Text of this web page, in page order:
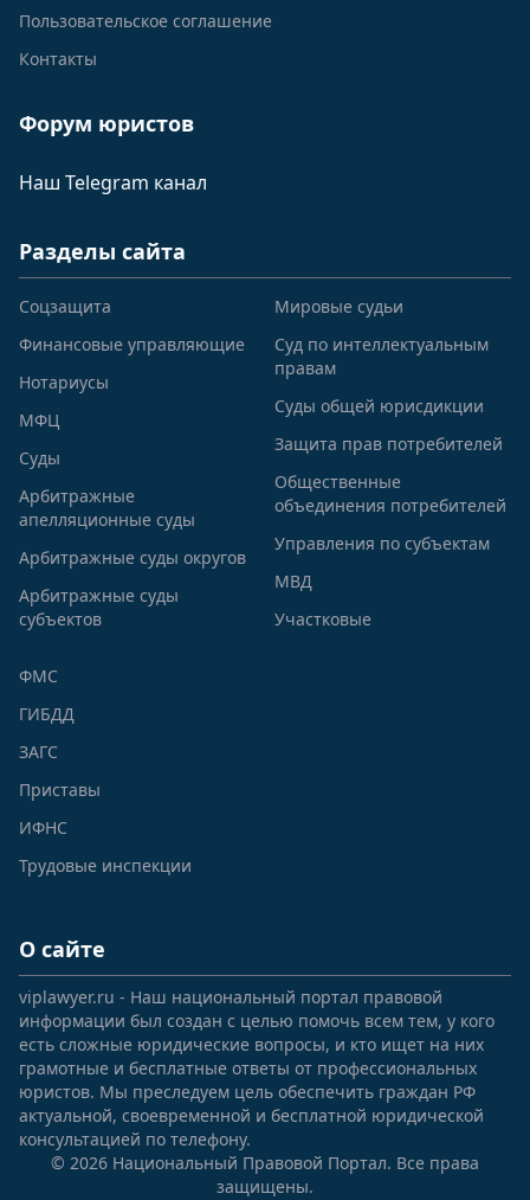
Пользовательское соглашение
Контакты
Форум юристов
Наш Telegram канал
Разделы сайта
Соцзащита
Финансовые управляющие
Нотариусы
МФЦ
Суды
Арбитражные
апелляционные суды
Арбитражные суды округов
Арбитражные суды
субъектов
Мировые судьи
Суд по интеллектуальным
правам
Суды общей юрисдикции
Защита прав потребителей
Общественные
объединения потребителей
Управления по субъектам
МВД
Участковые
ФМС
ГИБДД
ЗАГС
Приставы
ИФНС
Трудовые инспекции
О сайте
viplawyer.ru - Наш национальный портал правовой
информации был создан с целью помочь всем тем, у кого
есть сложные юридические вопросы, и кто ищет на них
грамотные и бесплатные ответы от профессиональных
юристов. Мы преследуем цель обеспечить граждан РФ
актуальной, своевременной и бесплатной юридической
консультацией по телефону.
© 2026 Национальный Правовой Портал. Все права
защищены.